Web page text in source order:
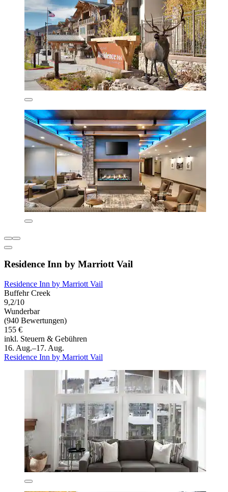
Residence Inn by Marriott Vail
Residence Inn by Marriott Vail
Buffehr Creek
9,2/10
Wunderbar
(940 Bewertungen)
155 €
inkl. Steuern & Gebühren
16. Aug.–17. Aug.
Residence Inn by Marriott Vail